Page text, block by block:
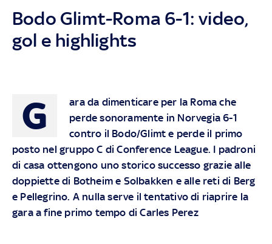
Bodo Glimt-Roma 6-1: video,
gol e highlights
G
ara da dimenticare per la Roma che
perde sonoramente in Norvegia 6-1
contro il Bodo/Glimt e perde il primo
posto nel gruppo C di Conference League. I padroni
di casa ottengono uno storico successo grazie alle
doppiette di Botheim e Solbakken e alle reti di Berg
e Pellegrino. A nulla serve il tentativo di riaprire la
gara a fine primo tempo di Carles Perez